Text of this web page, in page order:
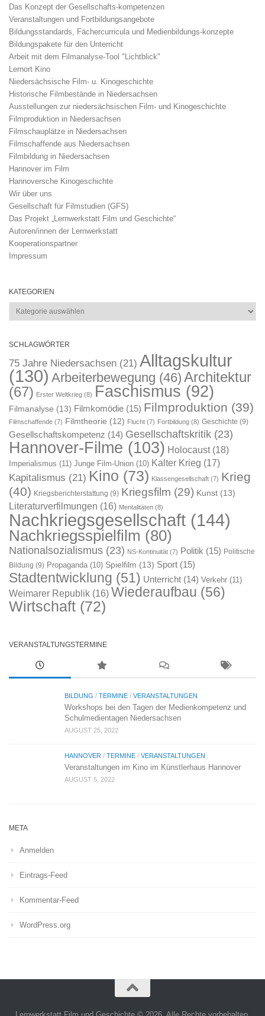
Das Konzept der Gesellschafts-kompetenzen
Veranstaltungen und Fortbildungsangebote
Bildungsstandards, Fächercurricula und Medienbildungs-konzepte
Bildungspakete für den Unterricht
Arbeit mit dem Filmanalyse-Tool "Lichtblick"
Lernort Kino
Niedersächsische Film- u. Kinogeschichte
Historische Filmbestände in Niedersachsen
Ausstellungen zur niedersächsischen Film- und Kinogeschichte
Filmproduktion in Niedersachsen
Filmschauplätze in Niedersachsen
Filmschaffende aus Niedersachsen
Filmbildung in Niedersachsen
Hannover im Film
Hannoversche Kinogeschichte
Wir über uns
Gesellschaft für Filmstudien (GFS)
Das Projekt „Lernwerkstatt Film und Geschichte“
Autoren/innen der Lernwerkstatt
Kooperationspartner
Impressum
KATEGORIEN
Kategorien
SCHLAGWÖRTER
75 Jahre Niedersachsen (21) Alltagskultur
(130) Arbeiterbewegung (46) Architektur
(67) Erster Weltkrieg (8) Faschismus (92)
Filmanalyse (13) Filmkomödie (15) Filmproduktion (39)
Filmschaffende (7) Filmtheorie (12) Flucht (7) Fortbildung (8) Geschichte (9)
Gesellschaftskompetenz (14) Gesellschaftskritik (23)
Hannover-Filme (103) Holocaust(18)
Imperialismus (11) Junge Film-Union (10) Kalter Krieg (17)
Kapitalismus (21) Kino (73) Klassengesellschaft (7) Krieg
(40) Kriegsberichterstattung (9) Kriegsfilm (29) Kunst (13)
Literaturverfilmungen (16) Mentalitäten (8)
Nachkriegsgesellschaft (144)
Nachkriegsspielfilm (80)
Nationalsozialismus (23) NS-Kontinuität (7) Politik (15) Politische
Bildung (9) Propaganda (10) Spielfilm (13) Sport (15)
Stadtentwicklung (51) Unterricht (14) Verkehr (11)
Weimarer Republik (16) Wiederaufbau (56)
Wirtschaft (72)
VERANSTALTUNGSTERMINE
BILDUNG / TERMINE / VERANSTALTUNGEN
Workshops bei den Tagen der Medienkompetenz und
Schulmedientagen Niedersachsen
AUGUST 25, 2022
HANNOVER / TERMINE / VERANSTALTUNGEN
Veranstaltungen im Kino im Künstlerhaus Hannover
AUGUST 5, 2022
META
Anmelden
Eintrags-Feed
Kommentar-Feed
WordPress.org